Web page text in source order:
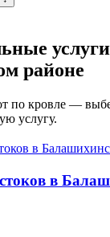
районе
по кровле —
услугу.
в